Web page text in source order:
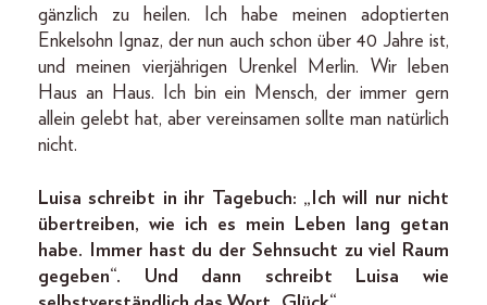
gänzlich zu heilen. Ich habe meinen adoptierten
Enkelsohn Ignaz, der nun auch schon über 40 Jahre ist,
und meinen vierjährigen Urenkel Merlin. Wir leben
Haus an Haus. Ich bin ein Mensch, der immer gern
allein gelebt hat, aber vereinsamen sollte man natürlich
nicht.
Luisa schreibt in ihr Tagebuch: „Ich will nur nicht
übertreiben, wie ich es mein Leben lang getan
habe. Immer hast du der Sehnsucht zu viel Raum
gegeben“. Und dann schreibt Luisa wie